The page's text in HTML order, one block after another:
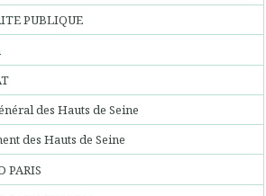
PUBLIQUE
des Hauts de Seine
des Hauts de Seine
PARIS